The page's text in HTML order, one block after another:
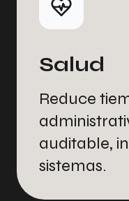
Salud
Reduce
auditable,
sistemas.